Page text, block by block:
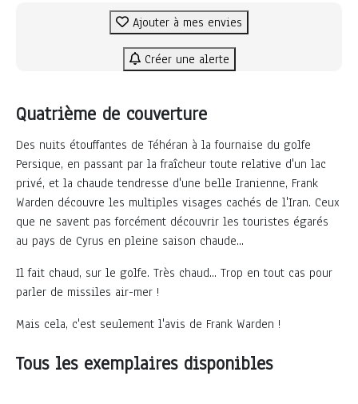
Ajouter à mes envies
Créer une alerte
Quatrième de couverture
Des nuits étouffantes de Téhéran à la fournaise du golfe
Persique, en passant par la fraîcheur toute relative d'un lac
privé, et la chaude tendresse d'une belle Iranienne, Frank
Warden découvre les multiples visages cachés de l'Iran. Ceux
que ne savent pas forcément découvrir les touristes égarés
au pays de Cyrus en pleine saison chaude...
Il fait chaud, sur le golfe. Très chaud... Trop en tout cas pour
parler de missiles air-mer !
Mais cela, c'est seulement l'avis de Frank Warden !
Tous les exemplaires disponibles